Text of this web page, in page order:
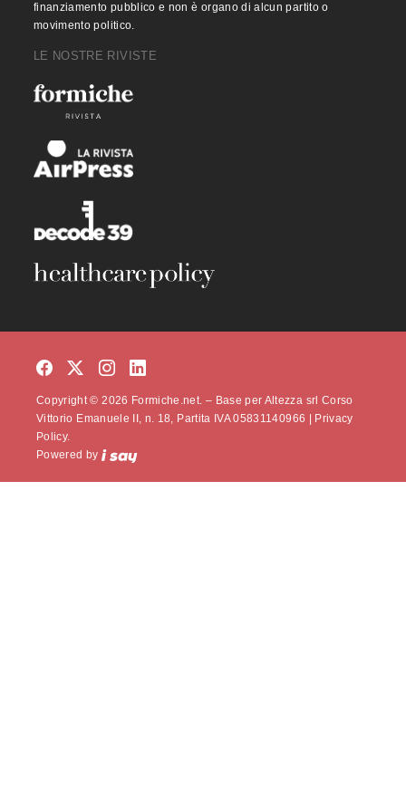
finanziamento pubblico e non è organo di alcun partito o
movimento politico.
LE NOSTRE RIVISTE
Copyright © 2026 Formiche.net. – Base per Altezza srl Corso
Vittorio Emanuele II, n. 18, Partita IVA 05831140966 |
Privacy
Policy.
Powered by